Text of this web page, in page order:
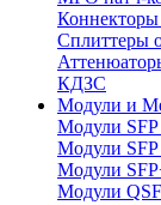
Коннекторы
Сплиттеры
КДЗС
Модули и
Модули
Модули SFP
Модули
Модули